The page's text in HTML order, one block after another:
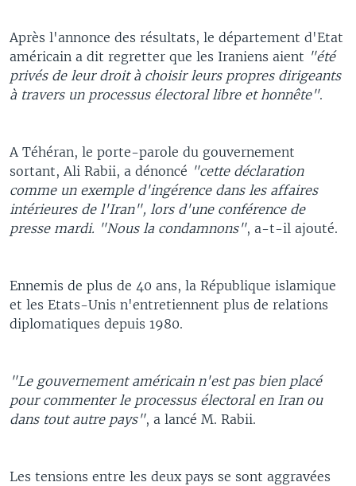
Après l'annonce des résultats, le département d'Etat
américain a dit regretter que les Iraniens aient "été
privés de leur droit à choisir leurs propres dirigeants
à travers un processus électoral libre et honnête".
A Téhéran, le porte-parole du gouvernement
sortant, Ali Rabii, a dénoncé "cette déclaration
comme un exemple d'ingérence dans les affaires
intérieures de l'Iran", lors d'une conférence de
presse mardi. "Nous la condamnons", a-t-il ajouté.
Ennemis de plus de 40 ans, la République islamique
et les Etats-Unis n'entretiennent plus de relations
diplomatiques depuis 1980.
"Le gouvernement américain n'est pas bien placé
pour commenter le processus électoral en Iran ou
dans tout autre pays", a lancé M. Rabii.
Les tensions entre les deux pays se sont aggravées